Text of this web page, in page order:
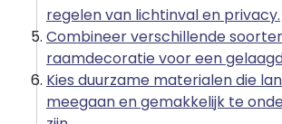
regelen van lichtinval en privacy.
Combineer verschillende
raamdecoratie voor een
Kies duurzame materialen die
meegaan en gemakkelijk te